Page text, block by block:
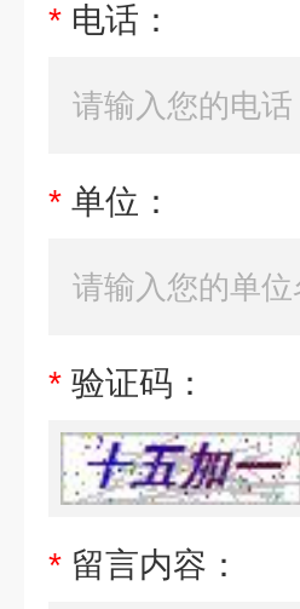
* 电话：
* 单位：
* 验证码：
* 留言内容：